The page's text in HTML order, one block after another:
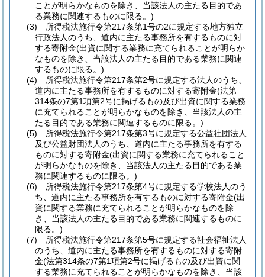
ことが明らかなものを除き、当該法人の主たる目的であ
る業務に関連するものに限る。)
(3)
所得税法施行令第217条第1号の2に規定する地方独立
行政法人のうち、道内に主たる事務所を有するものに対
する寄附金(出資に関する業務に充てられることが明らか
なものを除き、当該法人の主たる目的である業務に関連
するものに限る。)
(4)
所得税法施行令第217条第2号に規定する法人のうち、
道内に主たる事務所を有するものに対する寄附金(法第
314条の7第1項第2号に掲げるもの及び出資に関する業務
に充てられることが明らかなものを除き、当該法人の主
たる目的である業務に関連するものに限る。)
(5)
所得税法施行令第217条第3号に規定する公益社団法人
及び公益財団法人のうち、道内に主たる事務所を有する
ものに対する寄附金(出資に関する業務に充てられること
が明らかなものを除き、当該法人の主たる目的である業
務に関連するものに限る。)
(6)
所得税法施行令第217条第4号に規定する学校法人のう
ち、道内に主たる事務所を有するものに対する寄附金(出
資に関する業務に充てられることが明らかなものを除
き、当該法人の主たる目的である業務に関連するものに
限る。)
(7)
所得税法施行令第217条第5号に規定する社会福祉法人
のうち、道内に主たる事務所を有するものに対する寄附
金(法第314条の7第1項第2号に掲げるもの及び出資に関
する業務に充てられることが明らかなものを除き、当該